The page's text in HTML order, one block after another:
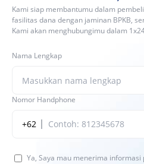
Kami siap membantumu dalam
fasilitas dana dengan jaminan BPKB,
Kami akan menghubungimu dalam
Nama Lengkap
Nomor Handphone
+62
Ya, Saya mau menerima